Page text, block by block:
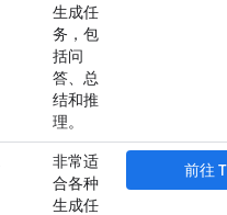
生成任
务，包
括问
答、总
结和推
理。
非常适
合各种
生成任
前往